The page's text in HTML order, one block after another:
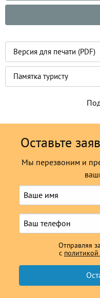
Версия для печати (PDF)
Памятка туристу
Оставьте
Мы перезвоним и
Отправляя
с